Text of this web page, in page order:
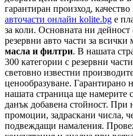
гарантиран произход,
авточасти онлайн kolite.bg е
за коли. Основната ни
резервни авто части за
масла и филтри. В нашата
300 категории с резервни части
световно известни
ценообразуване. Гарантирано
нашата страница ще намерите
данък добавена стойност. При
промоции, задраскани числа,
подвеждащи намаления.